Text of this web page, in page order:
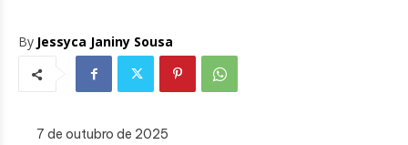
By Jessyca Janiny Sousa
7 de outubro de 2025